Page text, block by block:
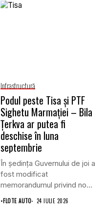
Infrastructură
Podul peste Tisa și PTF
Sighetu Marmației – Bila
Țerkva ar putea fi
deschise în luna
septembrie
În ședința Guvernului de joi a
fost modificat
memorandumul privind noul
punct...
•FLOTE AUTO 24 IULIE 2026